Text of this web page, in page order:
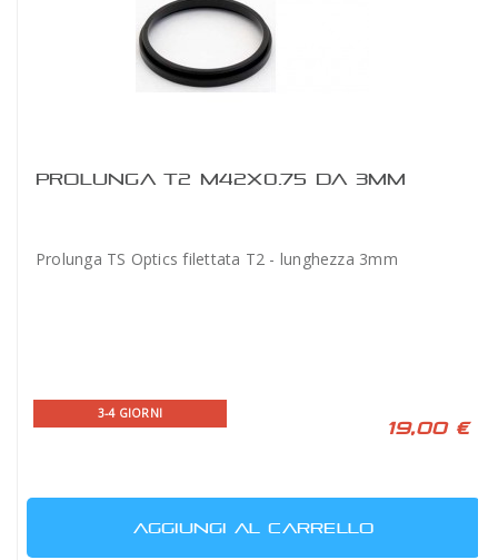
PROLUNGA T2 M42X0.75 DA 3MM
Prolunga TS Optics filettata T2 - lunghezza 3mm
3-4 GIORNI
19,00 €
AGGIUNGI AL CARRELLO